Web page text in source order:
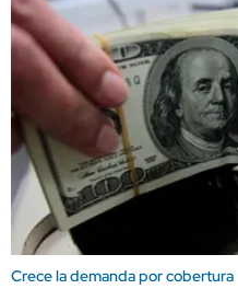
Crece la demanda por cobertura